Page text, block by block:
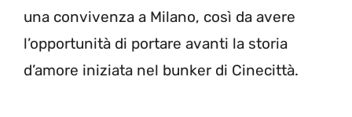
una convivenza a Milano, così da avere
l’opportunità di portare avanti la storia
d’amore iniziata nel bunker di Cinecittà.